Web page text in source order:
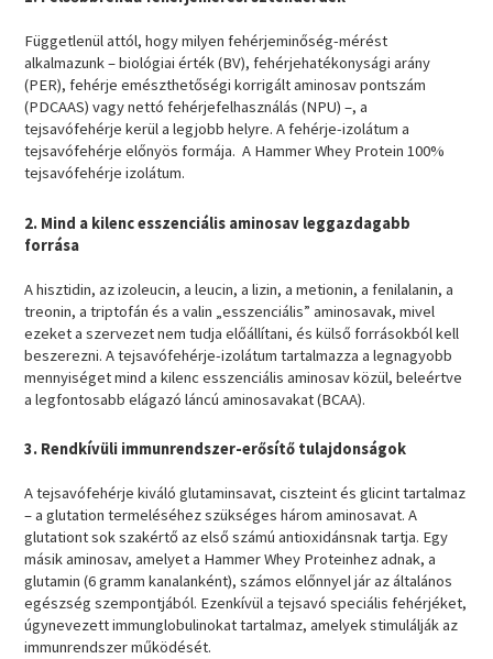
Függetlenül attól, hogy milyen fehérjeminőség-mérést
alkalmazunk – biológiai érték (BV), fehérjehatékonysági arány
(PER), fehérje emészthetőségi korrigált aminosav pontszám
(PDCAAS) vagy nettó fehérjefelhasználás (NPU) –, a
tejsavófehérje kerül a legjobb helyre. A fehérje-izolátum a
tejsavófehérje előnyös formája. A Hammer Whey Protein 100%
tejsavófehérje izolátum.
2. Mind a kilenc esszenciális aminosav leggazdagabb
forrása
A hisztidin, az izoleucin, a leucin, a lizin, a metionin, a fenilalanin, a
treonin, a triptofán és a valin „esszenciális” aminosavak, mivel
ezeket a szervezet nem tudja előállítani, és külső forrásokból kell
beszerezni. A tejsavófehérje-izolátum tartalmazza a legnagyobb
mennyiséget mind a kilenc esszenciális aminosav közül, beleértve
a legfontosabb elágazó láncú aminosavakat (BCAA).
3. Rendkívüli immunrendszer-erősítő tulajdonságok
A tejsavófehérje kiváló glutaminsavat, ciszteint és glicint tartalmaz
– a glutation termeléséhez szükséges három aminosavat. A
glutationt sok szakértő az első számú antioxidánsnak tartja. Egy
másik aminosav, amelyet a Hammer Whey Proteinhez adnak, a
glutamin (6 gramm kanalanként), számos előnnyel jár az általános
egészség szempontjából. Ezenkívül a tejsavó speciális fehérjéket,
úgynevezett immunglobulinokat tartalmaz, amelyek stimulálják az
immunrendszer működését.